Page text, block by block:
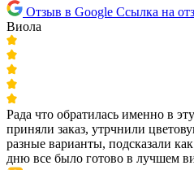
Отзыв в Google Ссылка на
Виола
Рада что обратилась именно в
приняли заказ, утрчнили
разные варианты, подсказали
дню все было готово в лучшем